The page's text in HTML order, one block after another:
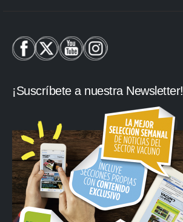
¡Suscríbete a nuestra Newsletter!